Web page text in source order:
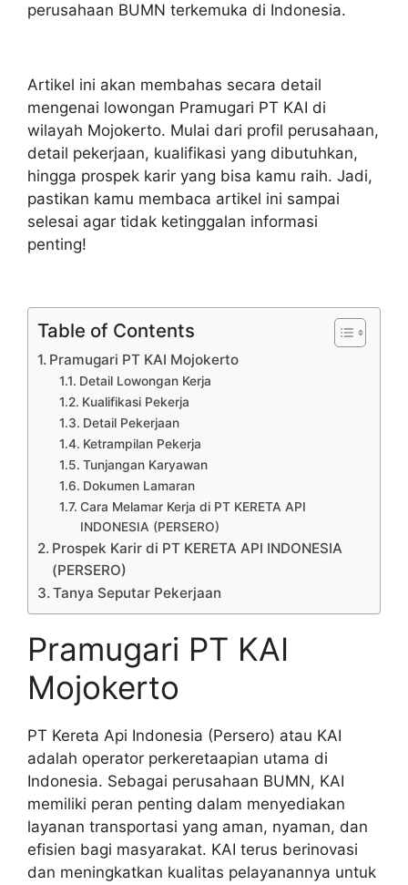
perusahaan BUMN terkemuka di Indonesia.
Artikel ini akan membahas secara detail
mengenai lowongan Pramugari PT KAI di
wilayah Mojokerto. Mulai dari profil perusahaan,
detail pekerjaan, kualifikasi yang dibutuhkan,
hingga prospek karir yang bisa kamu raih. Jadi,
pastikan kamu membaca artikel ini sampai
selesai agar tidak ketinggalan informasi
penting!
Table of Contents
Pramugari PT KAI Mojokerto
Detail Lowongan Kerja
Kualifikasi Pekerja
Detail Pekerjaan
Ketrampilan Pekerja
Tunjangan Karyawan
Dokumen Lamaran
Cara Melamar Kerja di PT KERETA API
INDONESIA (PERSERO)
Prospek Karir di PT KERETA API INDONESIA
(PERSERO)
Tanya Seputar Pekerjaan
Pramugari PT KAI
Mojokerto
PT Kereta Api Indonesia (Persero) atau KAI
adalah operator perkeretaapian utama di
Indonesia. Sebagai perusahaan BUMN, KAI
memiliki peran penting dalam menyediakan
layanan transportasi yang aman, nyaman, dan
efisien bagi masyarakat. KAI terus berinovasi
dan meningkatkan kualitas pelayanannya untuk